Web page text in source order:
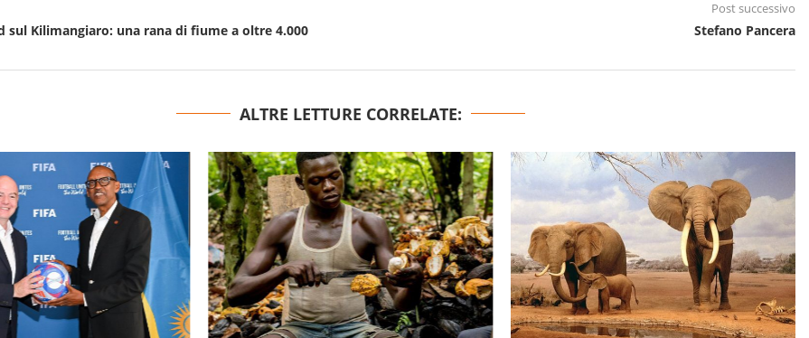
sul Kilimangiaro: una rana di fiume a oltre 4.000
Post successivo
Stefano Pancera
ALTRE LETTURE CORRELATE: